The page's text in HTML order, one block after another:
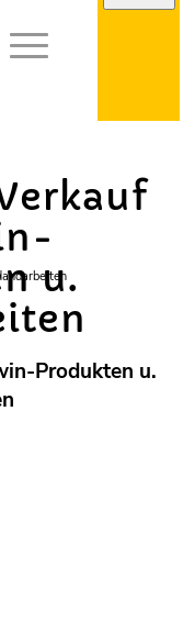
u.
Produkten u.